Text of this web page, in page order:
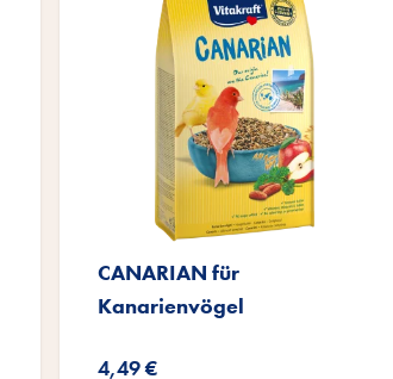
CANARIAN für
Kanarienvögel
4,49 €